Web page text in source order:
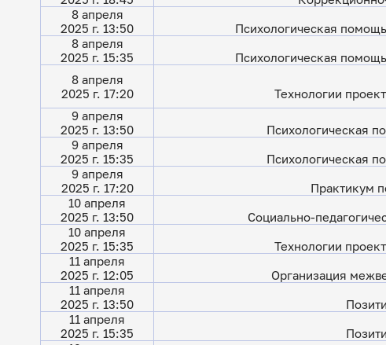
8 апреля
2025 г. 13:50
Психологическая
8 апреля
2025 г. 15:35
Психологическая
8 апреля
2025 г. 17:20
Технологии
9 апреля
2025 г. 13:50
Психологическая
9 апреля
2025 г. 15:35
Психологическая
9 апреля
2025 г. 17:20
Практикум
10 апреля
2025 г. 13:50
Социально-
10 апреля
2025 г. 15:35
Технологии
11 апреля
2025 г. 12:05
Организация
11 апреля
2025 г. 13:50
11 апреля
2025 г. 15:35